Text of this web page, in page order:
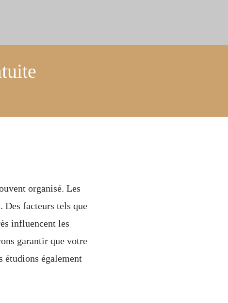
organisé. Les
Des facteurs tels que
influencent les
garantir que votre
étudions également